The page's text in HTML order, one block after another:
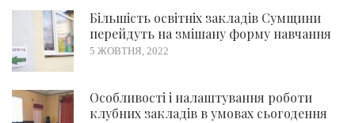
Більшість освітніх закладів Сумщини
перейдуть на змішану форму навчання
5 ЖОВТНЯ, 2022
Особливості і налаштування роботи
клубних закладів в умовах сьогодення